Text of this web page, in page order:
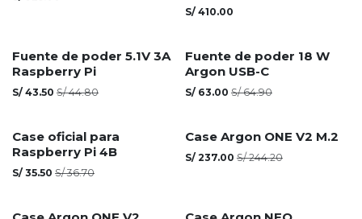
S/ 410.00
Fuente de poder 5.1V 3A
Raspberry Pi
S/ 43.50 S/44.80
Fuente de poder 18 W
Argon USB-C
S/ 63.00 S/64.90
Case oficial para
Raspberry Pi 4B
S/ 35.50 S/36.70
Agotado
Case Argon ONE V2 M.2
S/ 237.00 S/244.20